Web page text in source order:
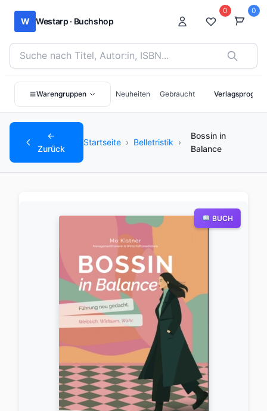
W Westarp · Buchshop
Bücher suchen nach Titel, Autor:in oder ISBN
0 0
Warengruppen Neuheiten Gebraucht
←
Zurück
Startseite › Belletristik ›
Bossin in
Balance
BUCH